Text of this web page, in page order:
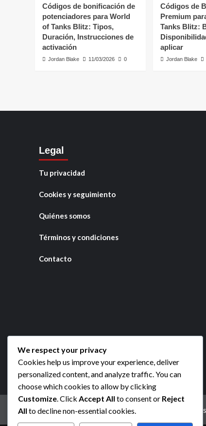
Tanks
Blitz:
Juegos
adivinanza,
Participación
de
Códigos de bonificación de
potenciadores para World
of Tanks Blitz: Tipos,
Duración, Instrucciones de
activación
Jordan Blake 11/03/2026 0
Códigos de
Premium
Tanks Blitz:
aplicar
Jordan Blake
Legal
Tu privacidad
Cookies y seguimiento
Quiénes somos
Términos y condiciones
Contacto
Tu privacidad Cookies y seguimiento Quiénes
We respect your privacy
Cookies help us improve your experience, deliver
personalized content, and analyze traffic. You can
choose which cookies to allow by clicking
Customize. Click Accept All to consent or Reject
All to decline non-essential cookies.